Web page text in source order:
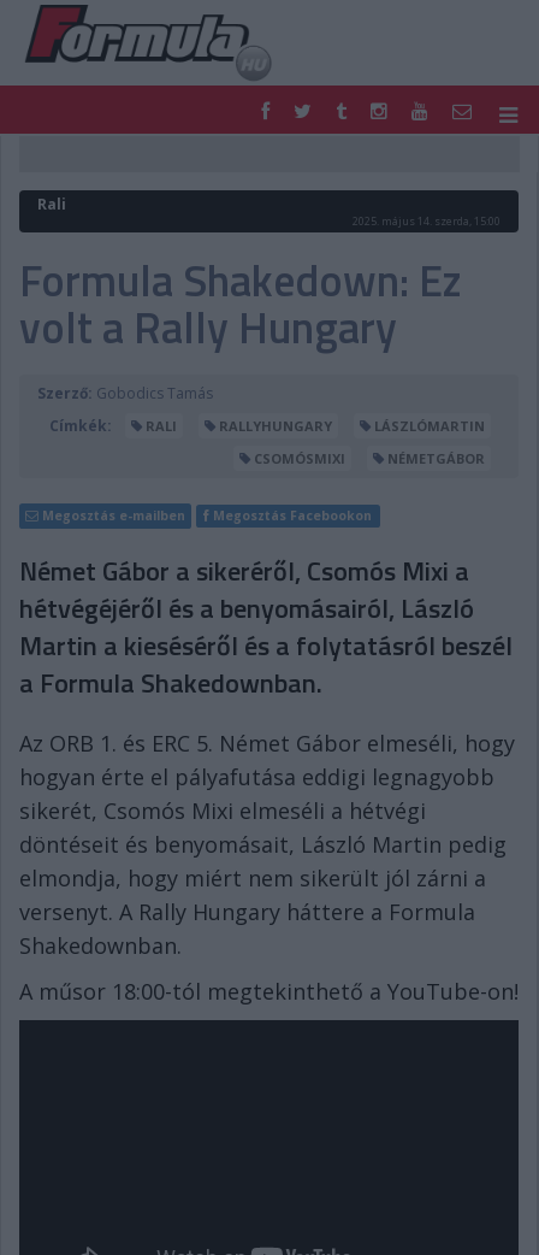
FORMULA
MOTOR
PODCAST
SHOP
DIGITÁLIS MAGAZIN
PONTÁLLÁSOK
Rali
2025. május 14. szerda, 15:00
Formula Shakedown: Ez
volt a Rally Hungary
Szerző: Gobodics Tamás
Címkék:
RALI RALLYHUNGARY
LÁSZLÓMARTIN
CSOMÓSMIXI
NÉMETGÁBOR
Megosztás e-mailben Megosztás Facebookon
Német Gábor a sikeréről, Csomós Mixi a
hétvégéjéről és a benyomásairól, László
Martin a kieséséről és a folytatásról beszél
a Formula Shakedownban.
Az ORB 1. és ERC 5. Német Gábor elmeséli, hogy
hogyan érte el pályafutása eddigi legnagyobb
sikerét, Csomós Mixi elmeséli a hétvégi
döntéseit és benyomásait, László Martin pedig
elmondja, hogy miért nem sikerült jól zárni a
versenyt. A Rally Hungary háttere a Formula
Shakedownban.
A műsor 18:00-tól megtekinthető a YouTube-on!